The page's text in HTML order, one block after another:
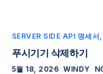
SERVER SIDE API 명세서
푸시기기 삭제하기
5월 18, 2026 WINDY